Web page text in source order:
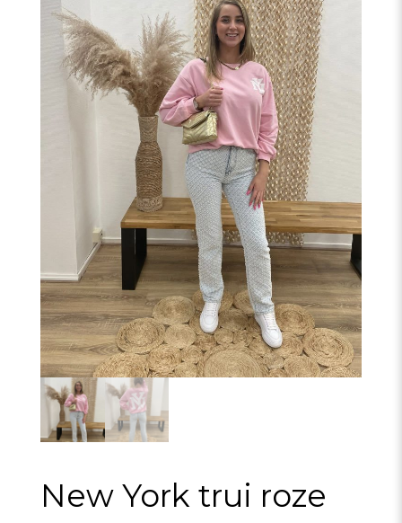
New York trui roze